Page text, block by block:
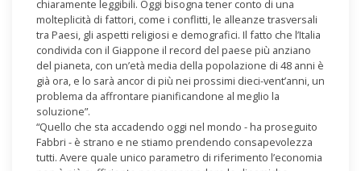
chiaramente leggibili. Oggi bisogna tener conto di una
molteplicità di fattori, come i conflitti, le alleanze trasversali
tra Paesi, gli aspetti religiosi e demografici. Il fatto che l’Italia
condivida con il Giappone il record del paese più anziano
del pianeta, con un’età media della popolazione di 48 anni è
già ora, e lo sarà ancor di più nei prossimi dieci-vent’anni, un
problema da affrontare pianificandone al meglio la
soluzione”.
“Quello che sta accadendo oggi nel mondo - ha proseguito
Fabbri - è strano e ne stiamo prendendo consapevolezza
tutti. Avere quale unico parametro di riferimento l’economia